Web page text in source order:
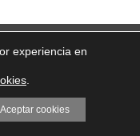
experiencia en
Aceptar cookies